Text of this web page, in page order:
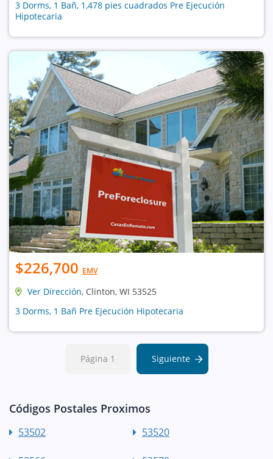
3 Dorms, 1 Bañ, 1,478 pies cuadrados Pre Ejecución
Hipotecaria
$226,700 EMV
Ver Dirección, Clinton, WI 53525
3 Dorms, 1 Bañ Pre Ejecución Hipotecaria
Página 1 Siguiente
Códigos Postales Proximos
53502 53520